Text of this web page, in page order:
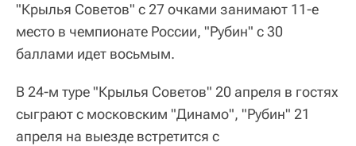
"Крылья Советов" с 27 очками занимают 11-е
место в чемпионате России, "Рубин" с 30
баллами идет восьмым.
В 24-м туре "Крылья Советов" 20 апреля в гостях
сыграют с московским "Динамо", "Рубин" 21
апреля на выезде встретится с